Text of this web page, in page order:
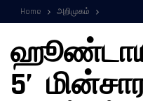
Home அறிமுகம்
5’